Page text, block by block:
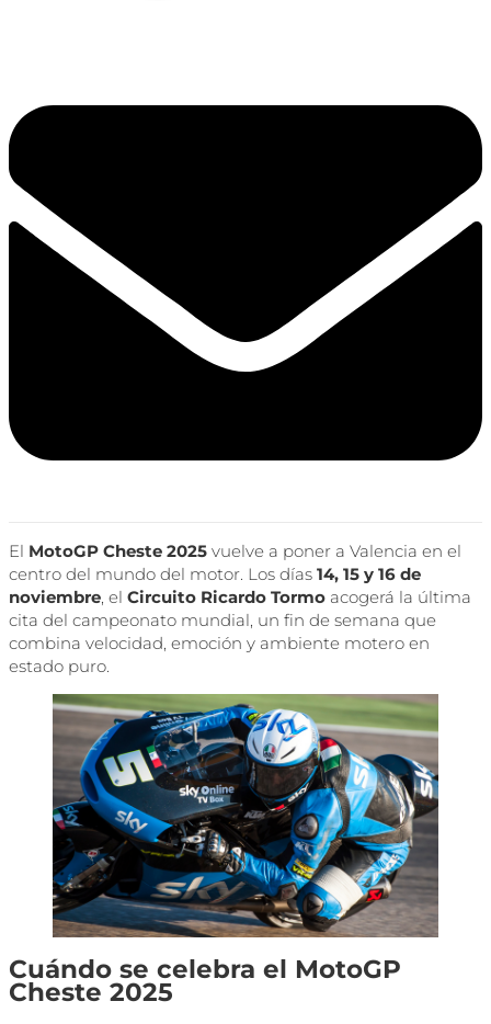
El MotoGP Cheste 2025 vuelve a poner a Valencia en el
centro del mundo del motor. Los días 14, 15 y 16 de
noviembre , el Circuito Ricardo Tormo acogerá la última
cita del campeonato mundial, un fin de semana que
combina velocidad, emoción y ambiente motero en
estado puro.
Cuándo se celebra el MotoGP
Cheste 2025